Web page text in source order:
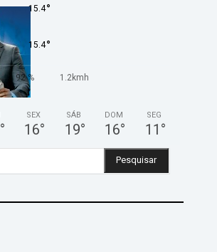
15.4°
15.4°
92 %
1.2kmh
°
SEX
16°
SÁB
19°
DOM
16°
SEG
11 °
Pesquisar